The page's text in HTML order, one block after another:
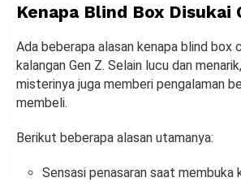
Kenapa Blind Box Disukai
Ada beberapa alasan kenapa blind box
kalangan Gen Z. Selain lucu dan
misterinya juga memberi pengalaman
membeli.
Berikut beberapa alasan utamanya:
Sensasi penasaran saat membuka